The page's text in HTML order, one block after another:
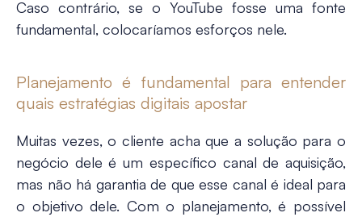
Caso contrário, se o YouTube fosse uma fonte
fundamental, colocaríamos esforços nele.
Planejamento é fundamental para entender
quais estratégias digitais apostar
Muitas vezes, o cliente acha que a solução para o
negócio dele é um específico canal de aquisição,
mas não há garantia de que esse canal é ideal para
o objetivo dele. Com o planejamento, é possível